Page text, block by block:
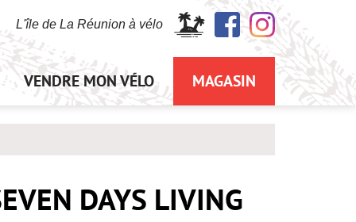
L'île de La Réunion à vélo
VENDRE MON VÉLO MAGASIN
DAYS LIVING